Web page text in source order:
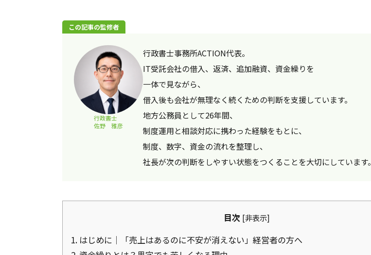
この記事の監修者
行政書士
佐野 雅彦
行政書士事務所ACTION代表。
IT受託会社の借入、返済、追加融資、資金繰りを
一体で見ながら、
借入後も会社が無理なく続くための判断を支援しています。
地方公務員として26年間、
制度運用と相談対応に携わった経験をもとに、
制度、数字、資金の流れを整理し、
社長が次の判断をしやすい状態をつくることを大切にしています。
目次 [非表示]
1. はじめに｜「売上はあるのに不安が消えない」経営者の方へ